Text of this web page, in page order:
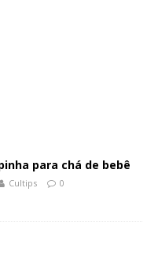
para chá de bebê
Cultips 0